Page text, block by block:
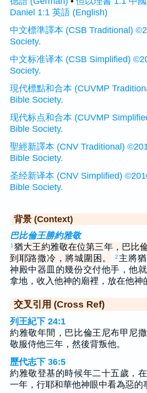
Daniel 1:1 英語 (English)
中文標準譯本 (CSB Traditional)
Society.
中文标准译本 (CSB Simplified)
Society.
現代標點和合本 (CUVMP
Bible Society.
现代标点和合本 (CUVMP
Bible Society.
聖經新譯本 (CNV Traditional)
Bible Society.
圣经新译本 (CNV Simplified)
Bible Society.
背景 (Context)
巴比倫王勝約雅敬
1 猶大王約雅敬在位第三年，巴比
到耶路撒冷，將城圍困。
2 主將
神殿中器皿的幾份交付他手，他
拿地，收入他神的廟裡，放在他
交叉引用 (Cross Ref)
列王紀下 24:1
約雅敬年間，巴比倫王尼布甲尼
敬服侍他三年，然後背叛他。
歷代志下 36:5
約雅敬登基的時候年二十五歲，
一年，行耶和華他神眼中看為惡的